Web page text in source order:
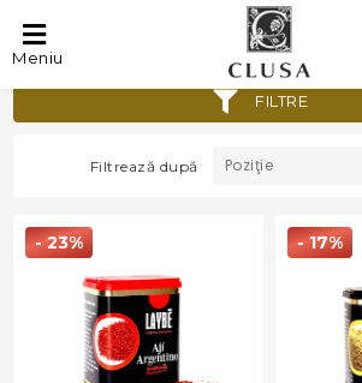
Meniu
Condimente
FILTRE
Filtrează după
- 23% - 17%